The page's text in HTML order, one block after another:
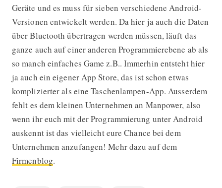
Geräte und es muss für sieben verschiedene Android-
Versionen entwickelt werden. Da hier ja auch die Daten
über Bluetooth übertragen werden müssen, läuft das
ganze auch auf einer anderen Programmierebene ab als
so manch einfaches Game z.B.. Immerhin entsteht hier
ja auch ein eigener App Store, das ist schon etwas
komplizierter als eine Taschenlampen-App. Ausserdem
fehlt es dem kleinen Unternehmen an Manpower, also
wenn ihr euch mit der Programmierung unter Android
auskennt ist das vielleicht eure Chance bei dem
Unternehmen anzufangen! Mehr dazu auf dem
Firmenblog.